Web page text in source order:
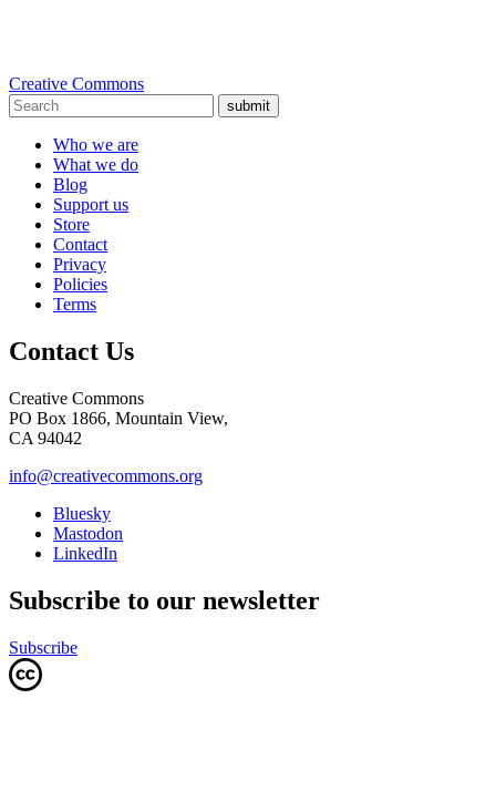
Creative Commons
submit
Who we are
What we do
Blog
Support us
Store
Contact
Privacy
Policies
Terms
Contact Us
Creative Commons
PO Box 1866, Mountain View,
CA 94042
info@creativecommons.org
Bluesky
Mastodon
LinkedIn
Subscribe to our newsletter
Subscribe